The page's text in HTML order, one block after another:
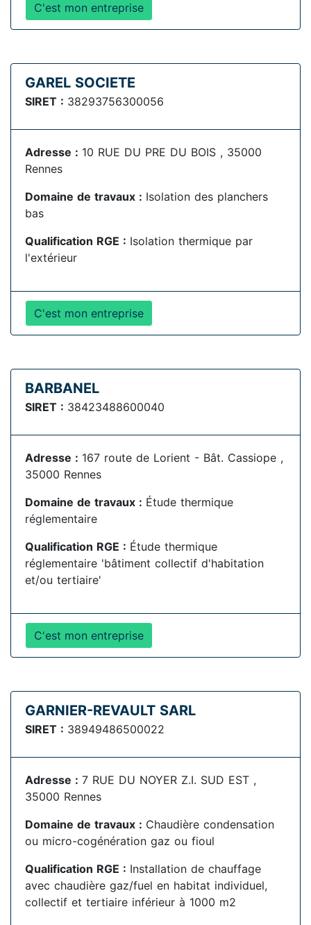
C'est mon entreprise
GAREL SOCIETE
SIRET : 38293756300056
Adresse : 10 RUE DU PRE DU BOIS , 35000
Rennes
Domaine de travaux : Isolation des planchers
bas
Qualification RGE : Isolation thermique par
l'extérieur
C'est mon entreprise
BARBANEL
SIRET : 38423488600040
Adresse : 167 route de Lorient - Bât. Cassiope ,
35000 Rennes
Domaine de travaux : Étude thermique
réglementaire
Qualification RGE : Étude thermique
réglementaire 'bâtiment collectif d'habitation
et/ou tertiaire'
C'est mon entreprise
GARNIER-REVAULT SARL
SIRET : 38949486500022
Adresse : 7 RUE DU NOYER Z.I. SUD EST ,
35000 Rennes
Domaine de travaux : Chaudière condensation
ou micro-cogénération gaz ou fioul
Qualification RGE : Installation de chauffage
avec chaudière gaz/fuel en habitat individuel,
collectif et tertiaire inférieur à 1000 m2